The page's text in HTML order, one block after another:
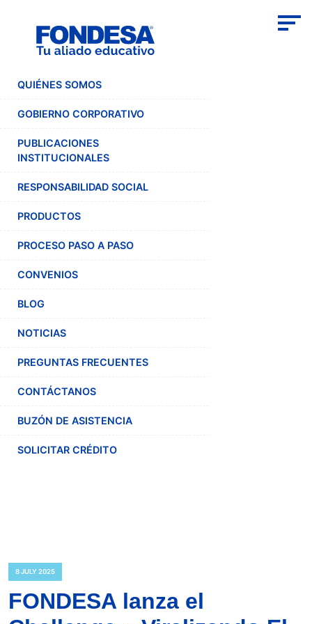
QUIÉNES SOMOS
GOBIERNO CORPORATIVO
PUBLICACIONES
INSTITUCIONALES
RESPONSABILIDAD SOCIAL
PRODUCTOS
PROCESO PASO A PASO
CONVENIOS
BLOG
NOTICIAS
PREGUNTAS FRECUENTES
CONTÁCTANOS
BUZÓN DE ASISTENCIA
SOLICITAR CRÉDITO
8 JULY 2025
FONDESA lanza el